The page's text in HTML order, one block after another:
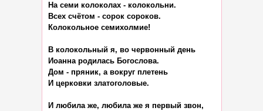
На семи колоколах - колокольни.
Всех счётом - сорок сороков.
Колокольное семихолмие!
В колокольный я, во червонный день
Иоанна родилась Богослова.
Дом - пряник, а вокруг плетень
И церковки златоголовые.
И любила же, любила же я первый звон,